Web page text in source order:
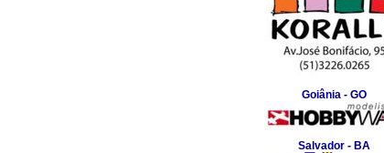
Goiânia - GO
Salvador - BA